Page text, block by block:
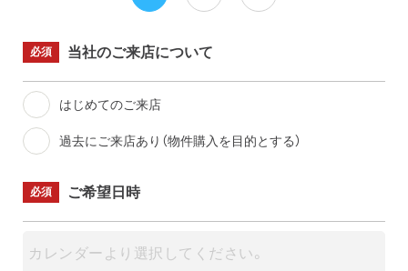
必須 当社のご来店について
はじめてのご来店
過去にご来店あり（物件購入を目的とする）
必須 ご希望日時